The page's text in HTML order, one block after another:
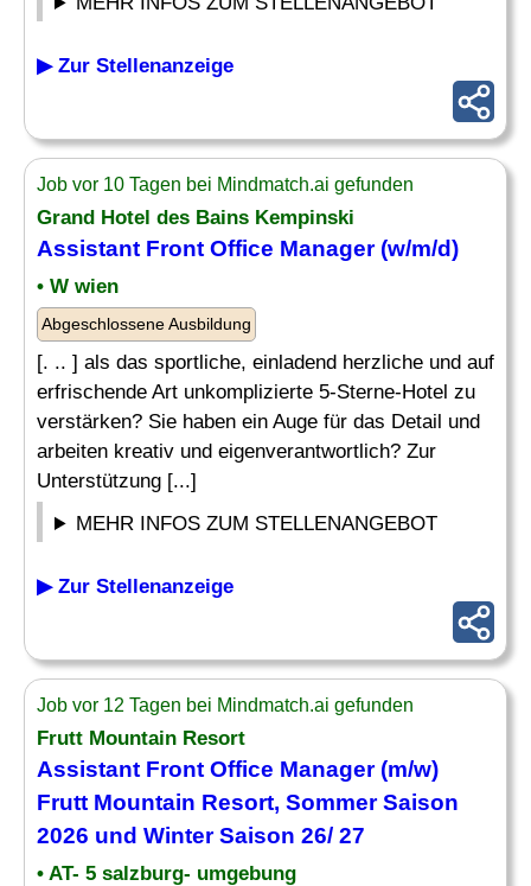
▶ Zur Stellenanzeige
Job vor 10 Tagen bei Mindmatch.ai gefunden
Grand Hotel des Bains Kempinski
Assistant Front Office Manager (w/m/d)
• W wien
Abgeschlossene Ausbildung
[. .. ] als das sportliche, einladend herzliche und auf
erfrischende Art unkomplizierte 5-Sterne-Hotel zu
verstärken? Sie haben ein Auge für das Detail und
arbeiten kreativ und eigenverantwortlich? Zur
Unterstützung [...]
MEHR INFOS ZUM STELLENANGEBOT
▶ Zur Stellenanzeige
Job vor 12 Tagen bei Mindmatch.ai gefunden
Frutt Mountain Resort
Assistant Front Office Manager (m/w)
Frutt Mountain Resort, Sommer Saison
2026 und Winter Saison 26/ 27
• AT- 5 salzburg- umgebung